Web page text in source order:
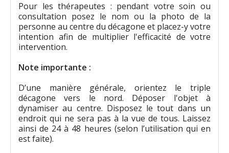
Pour les thérapeutes : pendant votre soin ou
consultation posez le nom ou la photo de la
personne au centre du décagone et placez-y votre
intention afin de multiplier l'efficacité de votre
intervention.
Note importante :
D’une manière générale, orientez le triple
décagone vers le nord. Déposer l'objet à
dynamiser au centre. Disposez le tout dans un
endroit qui ne sera pas à la vue de tous. Laissez
ainsi de 24 à 48 heures (selon l’utilisation qui en
est faite).